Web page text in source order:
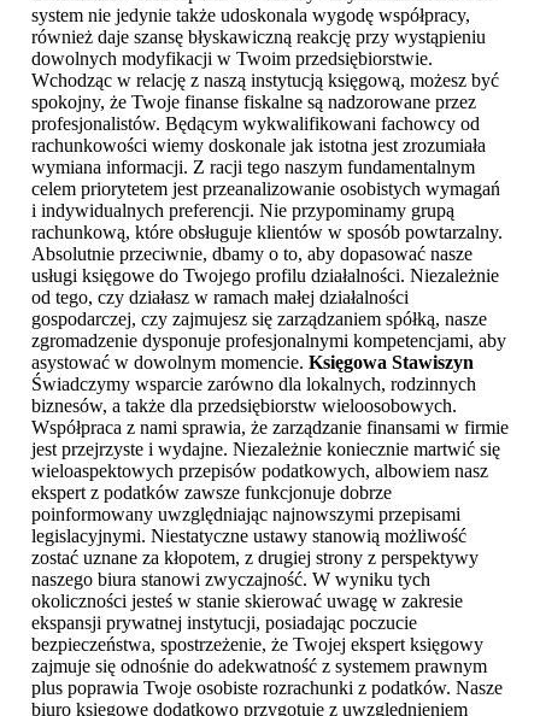
system nie jedynie także udoskonala wygodę współpracy,
również daje szansę błyskawiczną reakcję przy wystąpieniu
dowolnych modyfikacji w Twoim przedsiębiorstwie.
Wchodząc w relację z naszą instytucją księgową, możesz być
spokojny, że Twoje finanse fiskalne są nadzorowane przez
profesjonalistów. Będącym wykwalifikowani fachowcy od
rachunkowości wiemy doskonale jak istotna jest zrozumiała
wymiana informacji. Z racji tego naszym fundamentalnym
celem priorytetem jest przeanalizowanie osobistych wymagań
i indywidualnych preferencji. Nie przypominamy grupą
rachunkową, które obsługuje klientów w sposób powtarzalny.
Absolutnie przeciwnie, dbamy o to, aby dopasować nasze
usługi księgowe do Twojego profilu działalności. Niezależnie
od tego, czy działasz w ramach małej działalności
gospodarczej, czy zajmujesz się zarządzaniem spółką, nasze
zgromadzenie dysponuje profesjonalnymi kompetencjami, aby
asystować w dowolnym momencie. Księgowa Stawiszyn
Świadczymy wsparcie zarówno dla lokalnych, rodzinnych
biznesów, a także dla przedsiębiorstw wieloosobowych.
Współpraca z nami sprawia, że zarządzanie finansami w firmie
jest przejrzyste i wydajne. Niezależnie koniecznie martwić się
wieloaspektowych przepisów podatkowych, albowiem nasz
ekspert z podatków zawsze funkcjonuje dobrze
poinformowany uwzględniając najnowszymi przepisami
legislacyjnymi. Niestatyczne ustawy stanowią możliwość
zostać uznane za kłopotem, z drugiej strony z perspektywy
naszego biura stanowi zwyczajność. W wyniku tych
okoliczności jesteś w stanie skierować uwagę w zakresie
ekspansji prywatnej instytucji, posiadając poczucie
bezpieczeństwa, spostrzeżenie, że Twojej ekspert księgowy
zajmuje się odnośnie do adekwatność z systemem prawnym
plus poprawia Twoje osobiste rozrachunki z podatków. Nasze
biuro księgowe dodatkowo przygotuje z uwzględnieniem